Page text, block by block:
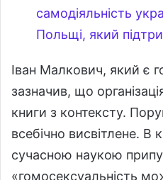
самодіяльність
Польщі, який
Іван Малкович, який є
зазначив, що
книги з контексту.
всебічно висвітлене. В
сучасною наукою
«гомосексуальність